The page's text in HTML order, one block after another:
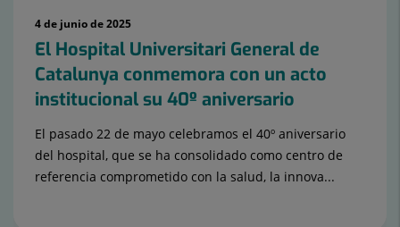
4 de junio de 2025
El Hospital Universitari General de
Catalunya conmemora con un acto
institucional su 40º aniversario
El pasado 22 de mayo celebramos el 40º aniversario
del hospital, que se ha consolidado como centro de
referencia comprometido con la salud, la innova...